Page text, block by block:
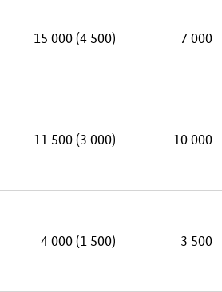
15 000 (4 500) 7 000
11 500 (3 000) 10 000
4 000 (1 500) 3 500